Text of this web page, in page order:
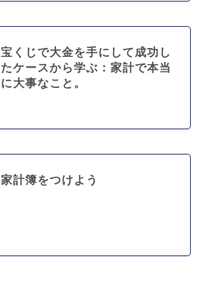
宝くじで大金を手にして成功し
たケースから学ぶ：家計で本当
に大事なこと。
家計簿をつけよう